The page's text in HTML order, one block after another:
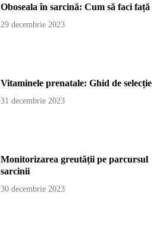
Oboseala în sarcină: Cum să faci față
29 decembrie 2023
Vitaminele prenatale: Ghid de selecție
31 decembrie 2023
Monitorizarea greutății pe parcursul
sarcinii
30 decembrie 2023